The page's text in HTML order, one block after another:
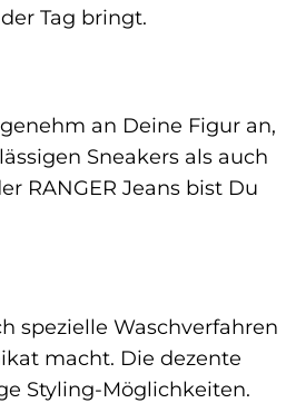
Tag bringt.
an Deine Figur an,
Sneakers als auch
RANGER Jeans bist Du
spezielle Waschverfahren
macht. Die dezente
Styling-Möglichkeiten.